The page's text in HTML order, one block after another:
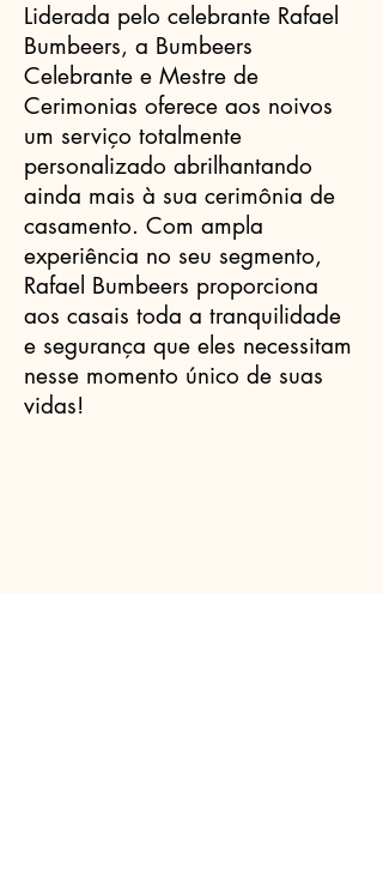
Liderada pelo celebrante Rafael
Bumbeers, a Bumbeers
Celebrante e Mestre de
Cerimonias oferece aos noivos
um serviço totalmente
personalizado abrilhantando
ainda mais à sua cerimônia de
casamento. Com ampla
experiência no seu segmento,
Rafael Bumbeers proporciona
aos casais toda a tranquilidade
e segurança que eles necessitam
nesse momento único de suas
vidas!